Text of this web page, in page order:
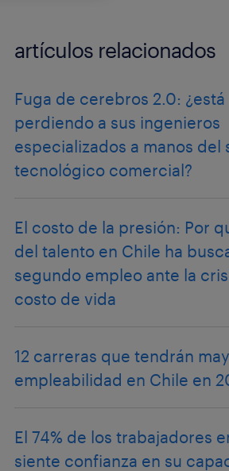
artículos relacionados
Fuga de cerebros 2.0: ¿está
perdiendo a sus ingenieros
especializados a manos del
tecnológico comercial?
El costo de la presión: Por
del talento en Chile ha
segundo empleo ante la
costo de vida
12 carreras que tendrán
empleabilidad en Chile en
El 74% de los trabajadores
siente confianza en su